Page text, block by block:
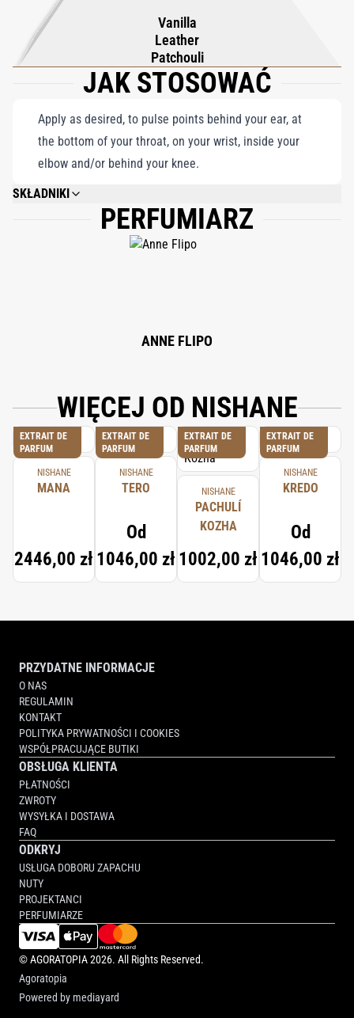
odświeżone podejście do ukochanej klasyki, bez wysiłku łącząc
komfort i elegancję.
Vanilla
Leather
Patchouli
JAK STOSOWAĆ
Apply as desired, to pulse points behind your ear, at
the bottom of your throat, on your wrist, inside your
elbow and/or behind your knee.
SKŁADNIKI
ALCOHOL DENAT, PARFUM (FRAGRANCE), BENZYL SALICYLATE, BHT,
LINALOOL, HYDROXY CITRONELLOL, HEXYL CINNAMAL, LIMONENE,
CITRONELLOL, CINNAMYL ALCOHOL, BENZYL BENZOATE, BENZYL
PERFUMIARZ
ANNE FLIPO
WIĘCEJ OD NISHANE
EXTRAIT DE
PARFUM
NISHANE
MANA
2446,00 zł
EXTRAIT DE
PARFUM
NISHANE
TERO
Od
1046,00 zł
EXTRAIT DE
PARFUM
NISHANE
PACHULÍ
KOZHA
1002,00 zł
EXTRAIT DE
PARFUM
NISHANE
KREDO
Od
1046,00 zł
PRZYDATNE INFORMACJE
O NAS
REGULAMIN
KONTAKT
POLITYKA PRYWATNOŚCI I COOKIES
WSPÓŁPRACUJĄCE BUTIKI
OBSŁUGA KLIENTA
PŁATNOŚCI
ZWROTY
WYSYŁKA I DOSTAWA
FAQ
ODKRYJ
USŁUGA DOBORU ZAPACHU
NUTY
PROJEKTANCI
PERFUMIARZE
©AGORATOPIA2026. All Rights Reserved.
Agoratopia
Powered by mediayard